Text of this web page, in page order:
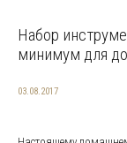
Набор
минимум для
03.08.2017